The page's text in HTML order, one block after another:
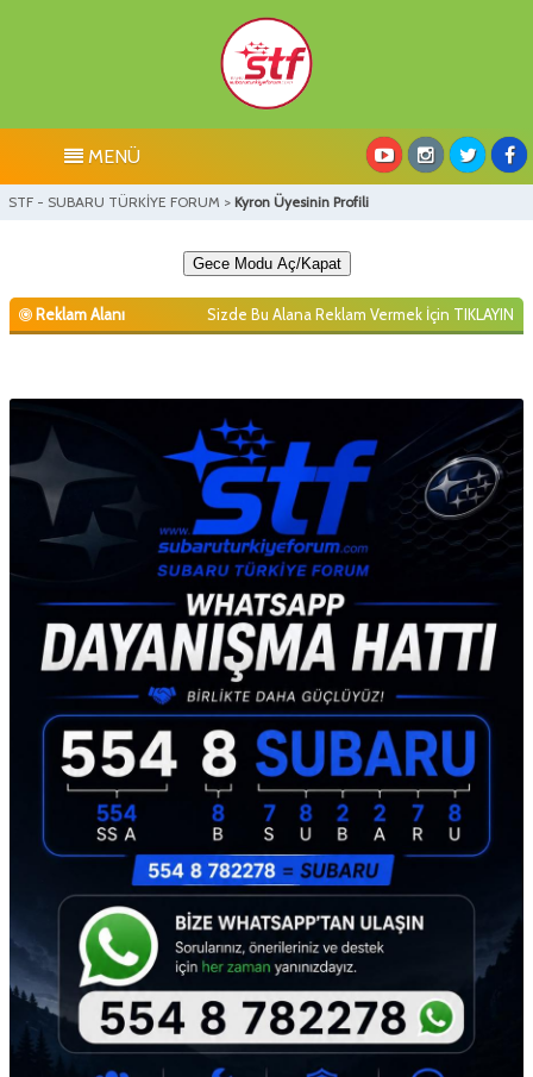
MENÜ
STF - SUBARU TÜRKİYE FORUM > Kyron Üyesinin Profili
Gece Modu Aç/Kapat
Reklam Alanı Sizde Bu Alana Reklam Vermek İçin TIKLAYIN